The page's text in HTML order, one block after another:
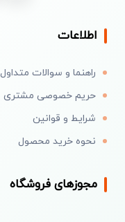
اطلاعات
راهنما و سوالات متداول
حریم خصوصی مشتری
شرایط و قوانین
نحوه خرید محصول
مجوزهای فروشگاه